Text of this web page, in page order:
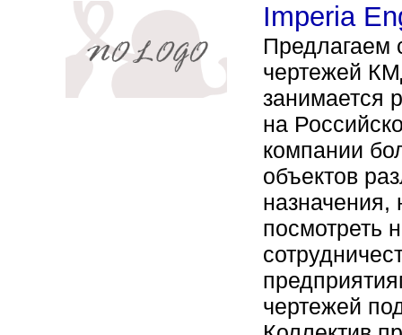
Imperia
Предлагаем
чертежей
занимается
на
компании
объектов
назначения,
посмотреть
чертежей